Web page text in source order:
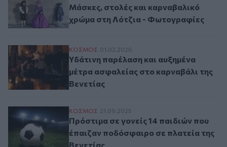
Μάσκες, στολές και καρναβαλικό
χρώμα στη Λότζια - Φωτογραφίες
Υδάτινη παρέλαση και αυξημένα μέτρα
ΚΟΣΜΟΣ 01.02.2026
Υδάτινη παρέλαση και αυξημένα
μέτρα ασφαλείας στο καρναβάλι της
Βενετίας
Πρόστιμα σε γονείς 14 παιδιών που
ΚΟΣΜΟΣ 21.09.2025
Πρόστιμα σε γονείς 14 παιδιών που
έπαιζαν ποδόσφαιρο σε πλατεία της
Βενετίας